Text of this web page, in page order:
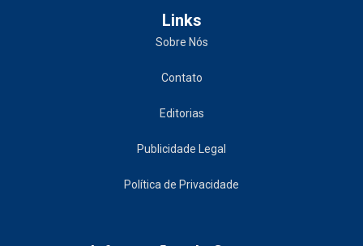
Links
Sobre Nós
Contato
Editorias
Publicidade Legal
Política de Privacidade